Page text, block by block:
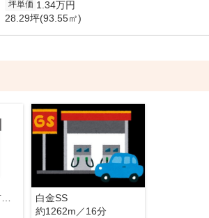
坪単価 1.34万円
28.29坪(93.55㎡)
高輪警察署清正公前交番
白金SS
約1262m／16分